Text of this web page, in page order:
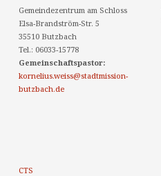
Gemeindezentrum am Schloss
Elsa-Brandström-Str. 5
35510 Butzbach
Tel.: 06033-15778
Gemeinschaftspastor:
kornelius.weiss@stadtmission-
butzbach.de
CTS